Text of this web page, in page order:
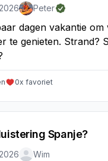
Peter
dagen vakantie om
te genieten. Strand?
0x favoriet
Spanje?
Wim